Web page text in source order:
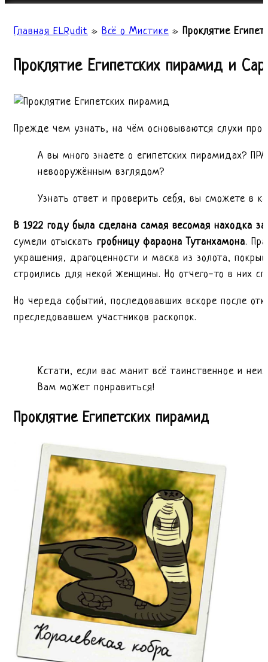
Главная ELRudit » Всё о Мистике » Проклятие
Проклятие Египетских пирамид и
Прежде чем узнать, на чём основываются слухи про
А вы много знаете о египетских пирамидах?
невооружённым взглядом?
Узнать ответ и проверить себя, вы сможете в
В 1922 году была сделана самая весомая находка
сумели отыскать гробницу фараона Тутанхамона.
украшения, драгоценности и маска из золота,
строились для некой женщины. Но отчего-то в них
Но череда событий, последовавших вскоре после
преследовавшем участников раскопок.
Кстати, если вас манит всё таинственное и
Вам может понравиться!
Проклятие Египетских пирамид